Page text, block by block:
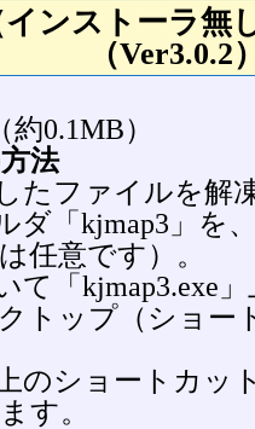
ンストーラ無
（Ver3.0.2
（約0.1MB）
法
たファイルを解
ダ「kjmap3」を
任意です）。
て「kjmap3.exe
クトップ（ショ
のショートカッ
す。